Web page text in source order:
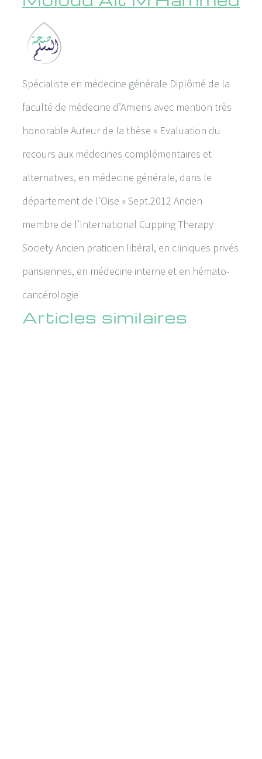
Spécialiste en médecine générale Diplômé de la
faculté de médecine d’Amiens avec mention très
honorable Auteur de la thèse « Evaluation du
recours aux médecines complémentaires et
alternatives, en médecine générale, dans le
département de l’Oise » Sept.2012 Ancien
membre de l’International Cupping Therapy
Society Ancien praticien libéral, en cliniques privés
parisiennes, en médecine interne et en hémato-
cancérologie
Articles similaires